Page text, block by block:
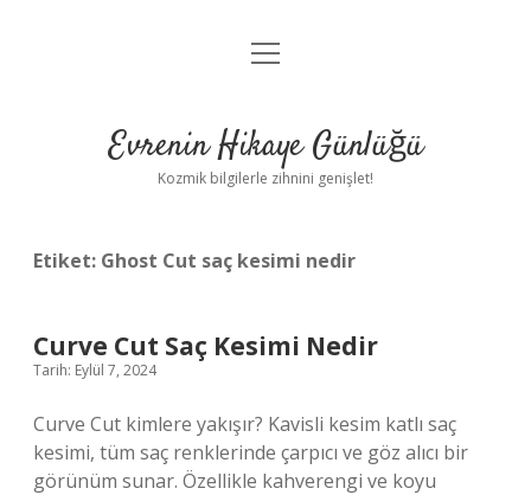
Anasayfa
Yasal Uyarı
menüyü
Evrenin Hikaye Günlüğü
Kozmik bilgilerle zihnini genişlet!
Etiket: Ghost Cut saç kesimi nedir
Curve Cut Saç Kesimi Nedir
Tarih: Eylül 7, 2024
Curve Cut kimlere yakışır? Kavisli kesim katlı saç
kesimi, tüm saç renklerinde çarpıcı ve göz alıcı bir
görünüm sunar. Özellikle kahverengi ve koyu